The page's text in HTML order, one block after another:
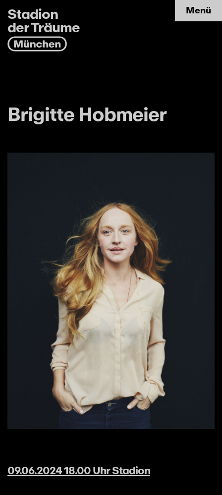
Stadion
der Träume
Menü
Brigitte Hobmeier
09.06.2024 18.00 Uhr Stadion